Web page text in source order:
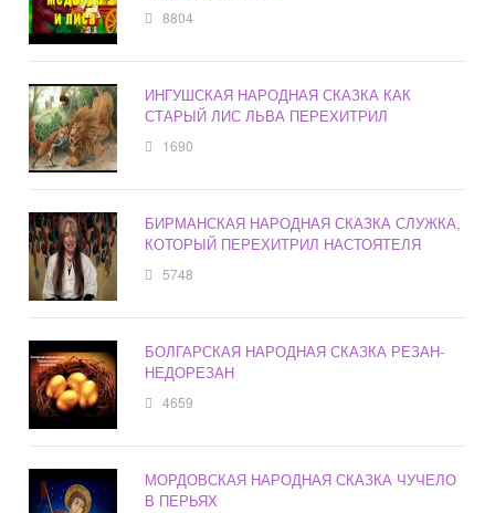
8804
ИНГУШСКАЯ НАРОДНАЯ СКАЗКА КАК
СТАРЫЙ ЛИС ЛЬВА ПЕРЕХИТРИЛ
1690
БИРМАНСКАЯ НАРОДНАЯ СКАЗКА СЛУЖКА,
КОТОРЫЙ ПЕРЕХИТРИЛ НАСТОЯТЕЛЯ
5748
БОЛГАРСКАЯ НАРОДНАЯ СКАЗКА РЕЗАН-
НЕДОРЕЗАН
4659
МОРДОВСКАЯ НАРОДНАЯ СКАЗКА ЧУЧЕЛО
В ПЕРЬЯХ